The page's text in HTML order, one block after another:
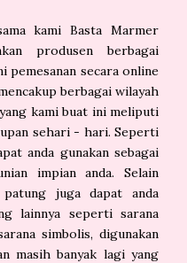
kami Basta Marmer
produsen berbagai
pemesanan secara online
berbagai wilayah
kami buat ini meliputi
sehari - hari. Seperti
anda gunakan sebagai
impian anda. Selain
patung juga dapat anda
lainnya seperti sarana
simbolis, digunakan
masih banyak lagi yang